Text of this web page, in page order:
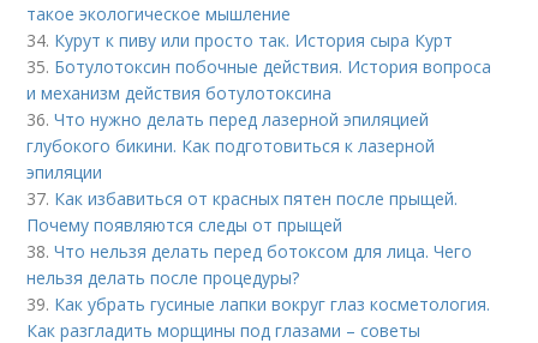
такое экологическое мышление
34. Курут к пиву или просто так. История сыра Курт
35. Ботулотоксин побочные действия. История вопроса
и механизм действия ботулотоксина
36.Что нужно делать перед лазерной эпиляцией
глубокого бикини. Как подготовиться к лазерной
эпиляции
37. Как избавиться от красных пятен после прыщей.
Почему появляются следы от прыщей
38.Что нельзя делать перед ботоксом для лица. Чего
нельзя делать после процедуры?
39. Как убрать гусиные лапки вокруг глаз косметология.
Как разгладить морщины под глазами – советы